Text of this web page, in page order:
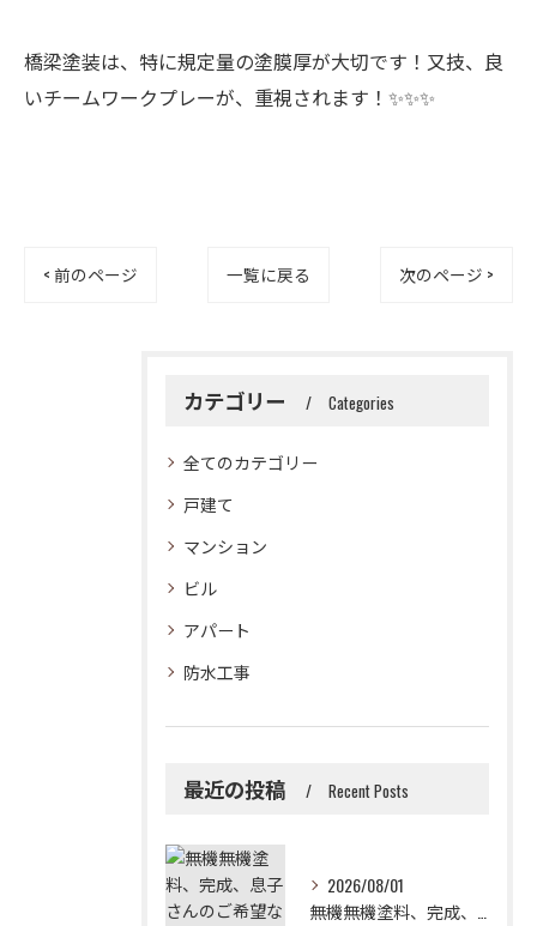
橋梁塗装は、特に規定量の塗膜厚が大切です！又技、良
いチームワークプレーが、重視されます！✨✨✨
< 前のページ 一覧に戻る 次のページ >
カテゴリー Categories
全てのカテゴリー
戸建て
マンション
ビル
アパート
防水工事
最近の投稿 Recent Posts
2026/08/01
無機無機塗料、完成、息子さんのご希望なカラーも取り入れた、ツ...